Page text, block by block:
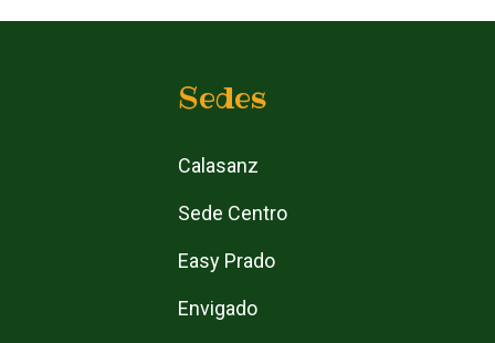
Sedes
Calasanz
Sede Centro
Easy Prado
Envigado